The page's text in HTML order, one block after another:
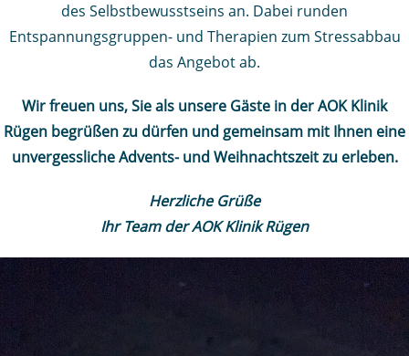
des Selbstbewusstseins an. Dabei runden
Entspannungsgruppen- und Therapien zum Stressabbau
das Angebot ab.
Wir freuen uns, Sie als unsere Gäste in der AOK Klinik
Rügen begrüßen zu dürfen und gemeinsam mit Ihnen eine
unvergessliche Advents- und Weihnachtszeit zu erleben.
Herzliche Grüße
Ihr Team der AOK Klinik Rügen